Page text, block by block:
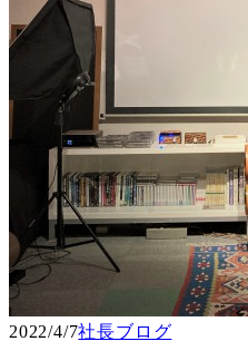
2022/4/7社長ブログ